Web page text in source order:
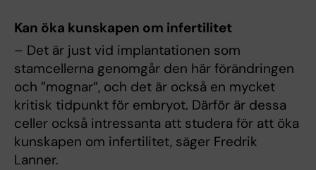
Kan öka kunskapen om infertilitet
– Det är just vid implantationen som
stamcellerna genomgår den här förändringen
och ”mognar”, och det är också en mycket
kritisk tidpunkt för embryot. Därför är dessa
celler också intressanta att studera för att öka
kunskapen om infertilitet, säger Fredrik
Lanner.